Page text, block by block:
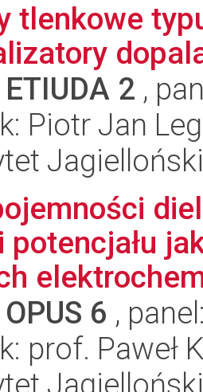
tlenkowe
ETIUDA 2 ,
Piotr Jan
OPUS 6 ,
prof. Paweł